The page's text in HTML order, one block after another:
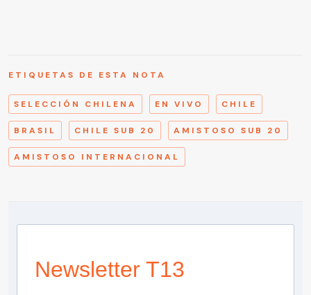
ETIQUETAS DE ESTA NOTA
SELECCIÓN CHILENA EN VIVO CHILE
BRASIL CHILE SUB 20 AMISTOSO SUB 20
AMISTOSO INTERNACIONAL
Newsletter T13